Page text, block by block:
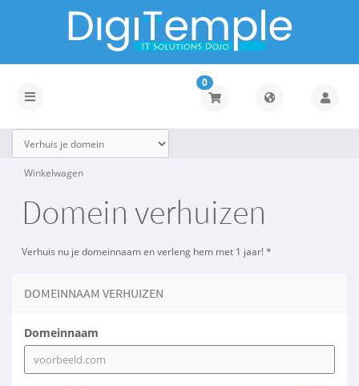
Navigatie
0
Winkelwagen
Domein verhuizen
Verhuis nu je domeinnaam en verleng hem met 1 jaar! *
DOMEINNAAM VERHUIZEN
Domeinnaam